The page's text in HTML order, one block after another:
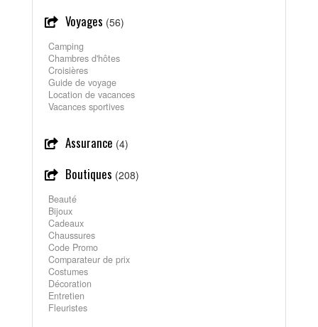
Voyages (56)
Camping
Chambres d'hôtes
Croisières
Guide de voyage
Location de vacances
Vacances sportives
Assurance (4)
Boutiques (208)
Beauté
Bijoux
Cadeaux
Chaussures
Code Promo
Comparateur de prix
Costumes
Décoration
Entretien
Fleuristes